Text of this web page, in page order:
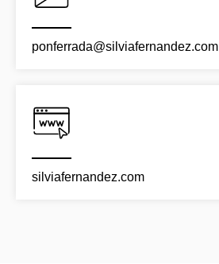
ponferrada@silviafernandez.com
silviafernandez.com